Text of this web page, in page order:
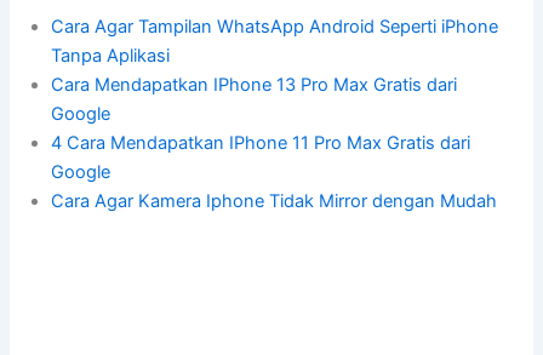
Cara Agar Tampilan WhatsApp Android Seperti iPhone
Tanpa Aplikasi
Cara Mendapatkan IPhone 13 Pro Max Gratis dari
Google
4 Cara Mendapatkan IPhone 11 Pro Max Gratis dari
Google
Cara Agar Kamera Iphone Tidak Mirror dengan Mudah